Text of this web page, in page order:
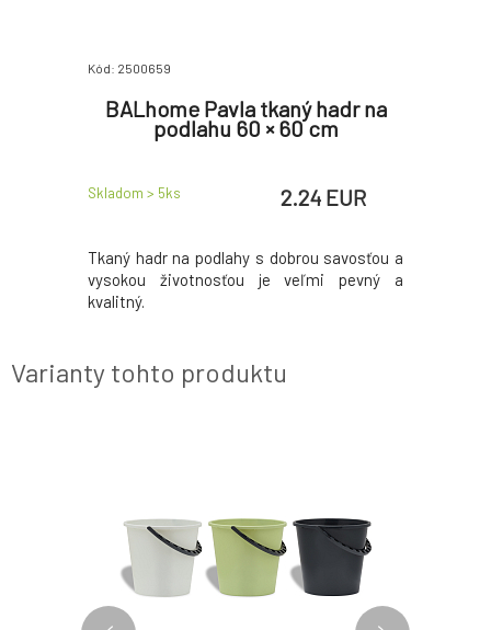
Kód: 2500659
BALhome Pavla tkaný hadr na
podlahu 60 × 60 cm
Skladom > 5ks 2.24 EUR
Tkaný hadr na podlahy s dobrou savosťou a
vysokou životnosťou je veľmi pevný a
kvalitný.
Varianty tohto produktu